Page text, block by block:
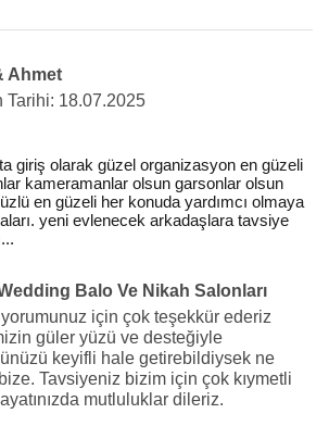
Ahmet
Tarihi: 18.07.2025
giriş olarak güzel organizasyon en güzeli
kameramanlar olsun garsonlar olsun
en güzeli her konuda yardımcı olmaya
yeni evlenecek arkadaşlara tavsiye
Balo Ve Nikah Salonları
için çok teşekkür ederiz
güler yüzü ve desteğiyle
keyifli hale getirebildiysek ne
Tavsiyeniz bizim için çok kıymetli
mutluluklar dileriz.